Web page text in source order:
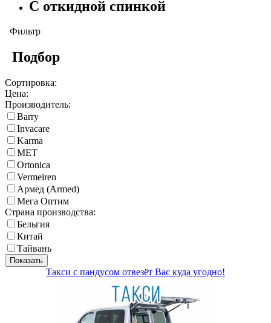
С откидной спинкой
Фильтр
Подбор
Сортировка:
Цена:
Производитель:
Barry
Invacare
Karma
MET
Ortonica
Vermeiren
Армед (Armed)
Мега Оптим
Страна производства:
Бельгия
Китай
Тайвань
Показать
Такси с пандусом отвезёт Вас куда угодно!